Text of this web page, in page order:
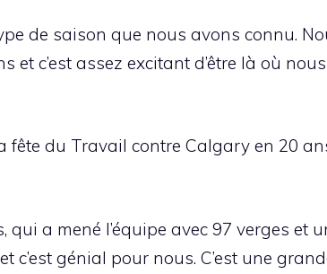
de saison que nous avons connu.
c’est assez excitant d’être là où nous
fête du Travail contre Calgary en 20
qui a mené l’équipe avec 97 verges et
c’est génial pour nous. C’est une